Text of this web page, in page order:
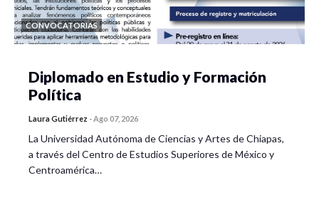
CONVOCATORIAS
Diplomado en Estudio y Formación
Política
Laura Gutiérrez -Ago 07, 2026
La Universidad Autónoma de Ciencias y Artes de Chiapas,
a través del Centro de Estudios Superiores de México y
Centroamérica…